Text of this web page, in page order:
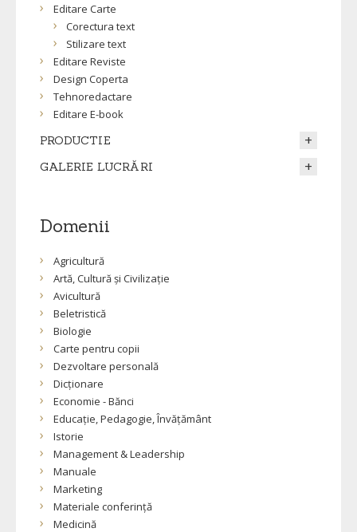
Editare Carte
Corectura text
Stilizare text
Editare Reviste
Design Coperta
Tehnoredactare
Editare E-book
PRODUCTIE
GALERIE LUCRĂRI
Domenii
Agricultură
Artă, Cultură și Civilizație
Avicultură
Beletristică
Biologie
Carte pentru copii
Dezvoltare personală
Dicționare
Economie - Bănci
Educație, Pedagogie, Învățământ
Istorie
Management & Leadership
Manuale
Marketing
Materiale conferință
Medicină